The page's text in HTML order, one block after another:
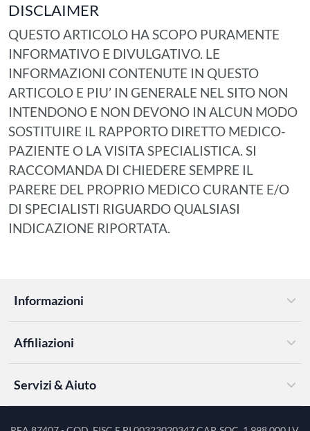
DISCLAIMER
QUESTO ARTICOLO HA SCOPO PURAMENTE
INFORMATIVO E DIVULGATIVO. LE
INFORMAZIONI CONTENUTE IN QUESTO
ARTICOLO E PIU’ IN GENERALE NEL SITO NON
INTENDONO E NON DEVONO IN ALCUN MODO
SOSTITUIRE IL RAPPORTO DIRETTO MEDICO-
PAZIENTE O LA VISITA SPECIALISTICA. SI
RACCOMANDA DI CHIEDERE SEMPRE IL
PARERE DEL PROPRIO MEDICO CURANTE E/O
DI SPECIALISTI RIGUARDO QUALSIASI
INDICAZIONE RIPORTATA.
Informazioni
Affiliazioni
Servizi & Aiuto